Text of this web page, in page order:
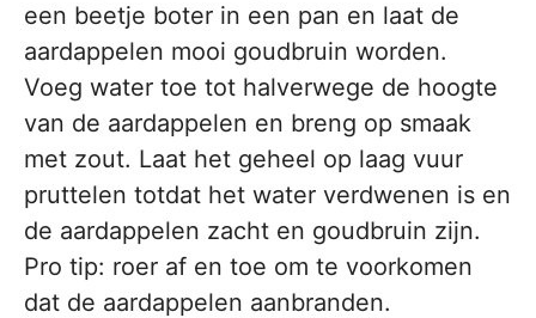
een beetje boter in een pan en laat de
aardappelen mooi goudbruin worden.
Voeg water toe tot halverwege de hoogte
van de aardappelen en breng op smaak
met zout. Laat het geheel op laag vuur
pruttelen totdat het water verdwenen is en
de aardappelen zacht en goudbruin zijn.
Pro tip: roer af en toe om te voorkomen
dat de aardappelen aanbranden.